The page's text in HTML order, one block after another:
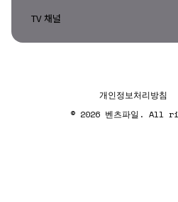
TV 채널
개인정보처리방침
© 2026 벤츠파일. All